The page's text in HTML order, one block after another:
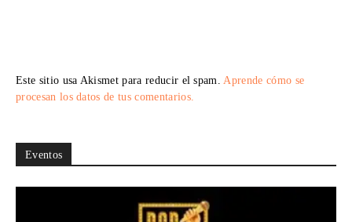
Este sitio usa Akismet para reducir el spam.Aprende cómo se
procesan los datos de tus comentarios.
Eventos